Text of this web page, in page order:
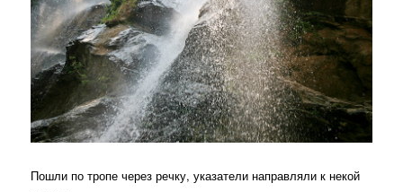
Пошли по тропе через речку, указатели направляли к некой